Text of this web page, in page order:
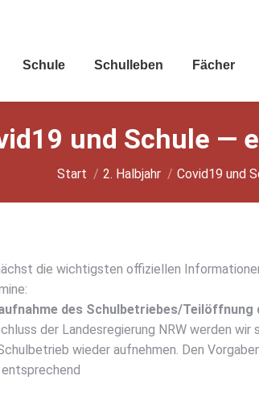
Schu­le Schul­le­ben Fächer
und Schu­le —
Sie befinden sich hier:
Start 2. Halbjahr Covid19 und
die wich­tigs­ten offi­zi­el­len
des Schulbetriebes/Teilöffnung
der Lan­des­re­gie­rung NRW wer­den
wie­der auf­neh­men. Den